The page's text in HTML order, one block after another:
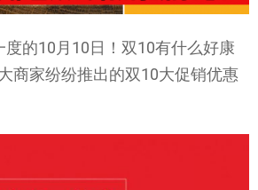
的10月10日！双10有什么好康
商家纷纷推出的双10大促销优惠